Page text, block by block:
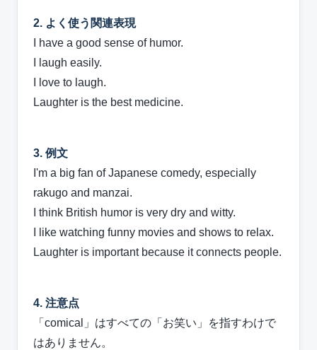
2. よく使う関連表現
I have a good sense of humor.
I laugh easily.
I love to laugh.
Laughter is the best medicine.
3. 例文
I'm a big fan of Japanese comedy, especially
rakugo and manzai.
I think British humor is very dry and witty.
I like watching funny movies and shows to relax.
Laughter is important because it connects people.
4. 注意点
「comical」はすべての「お笑い」を指すわけで
はありません。